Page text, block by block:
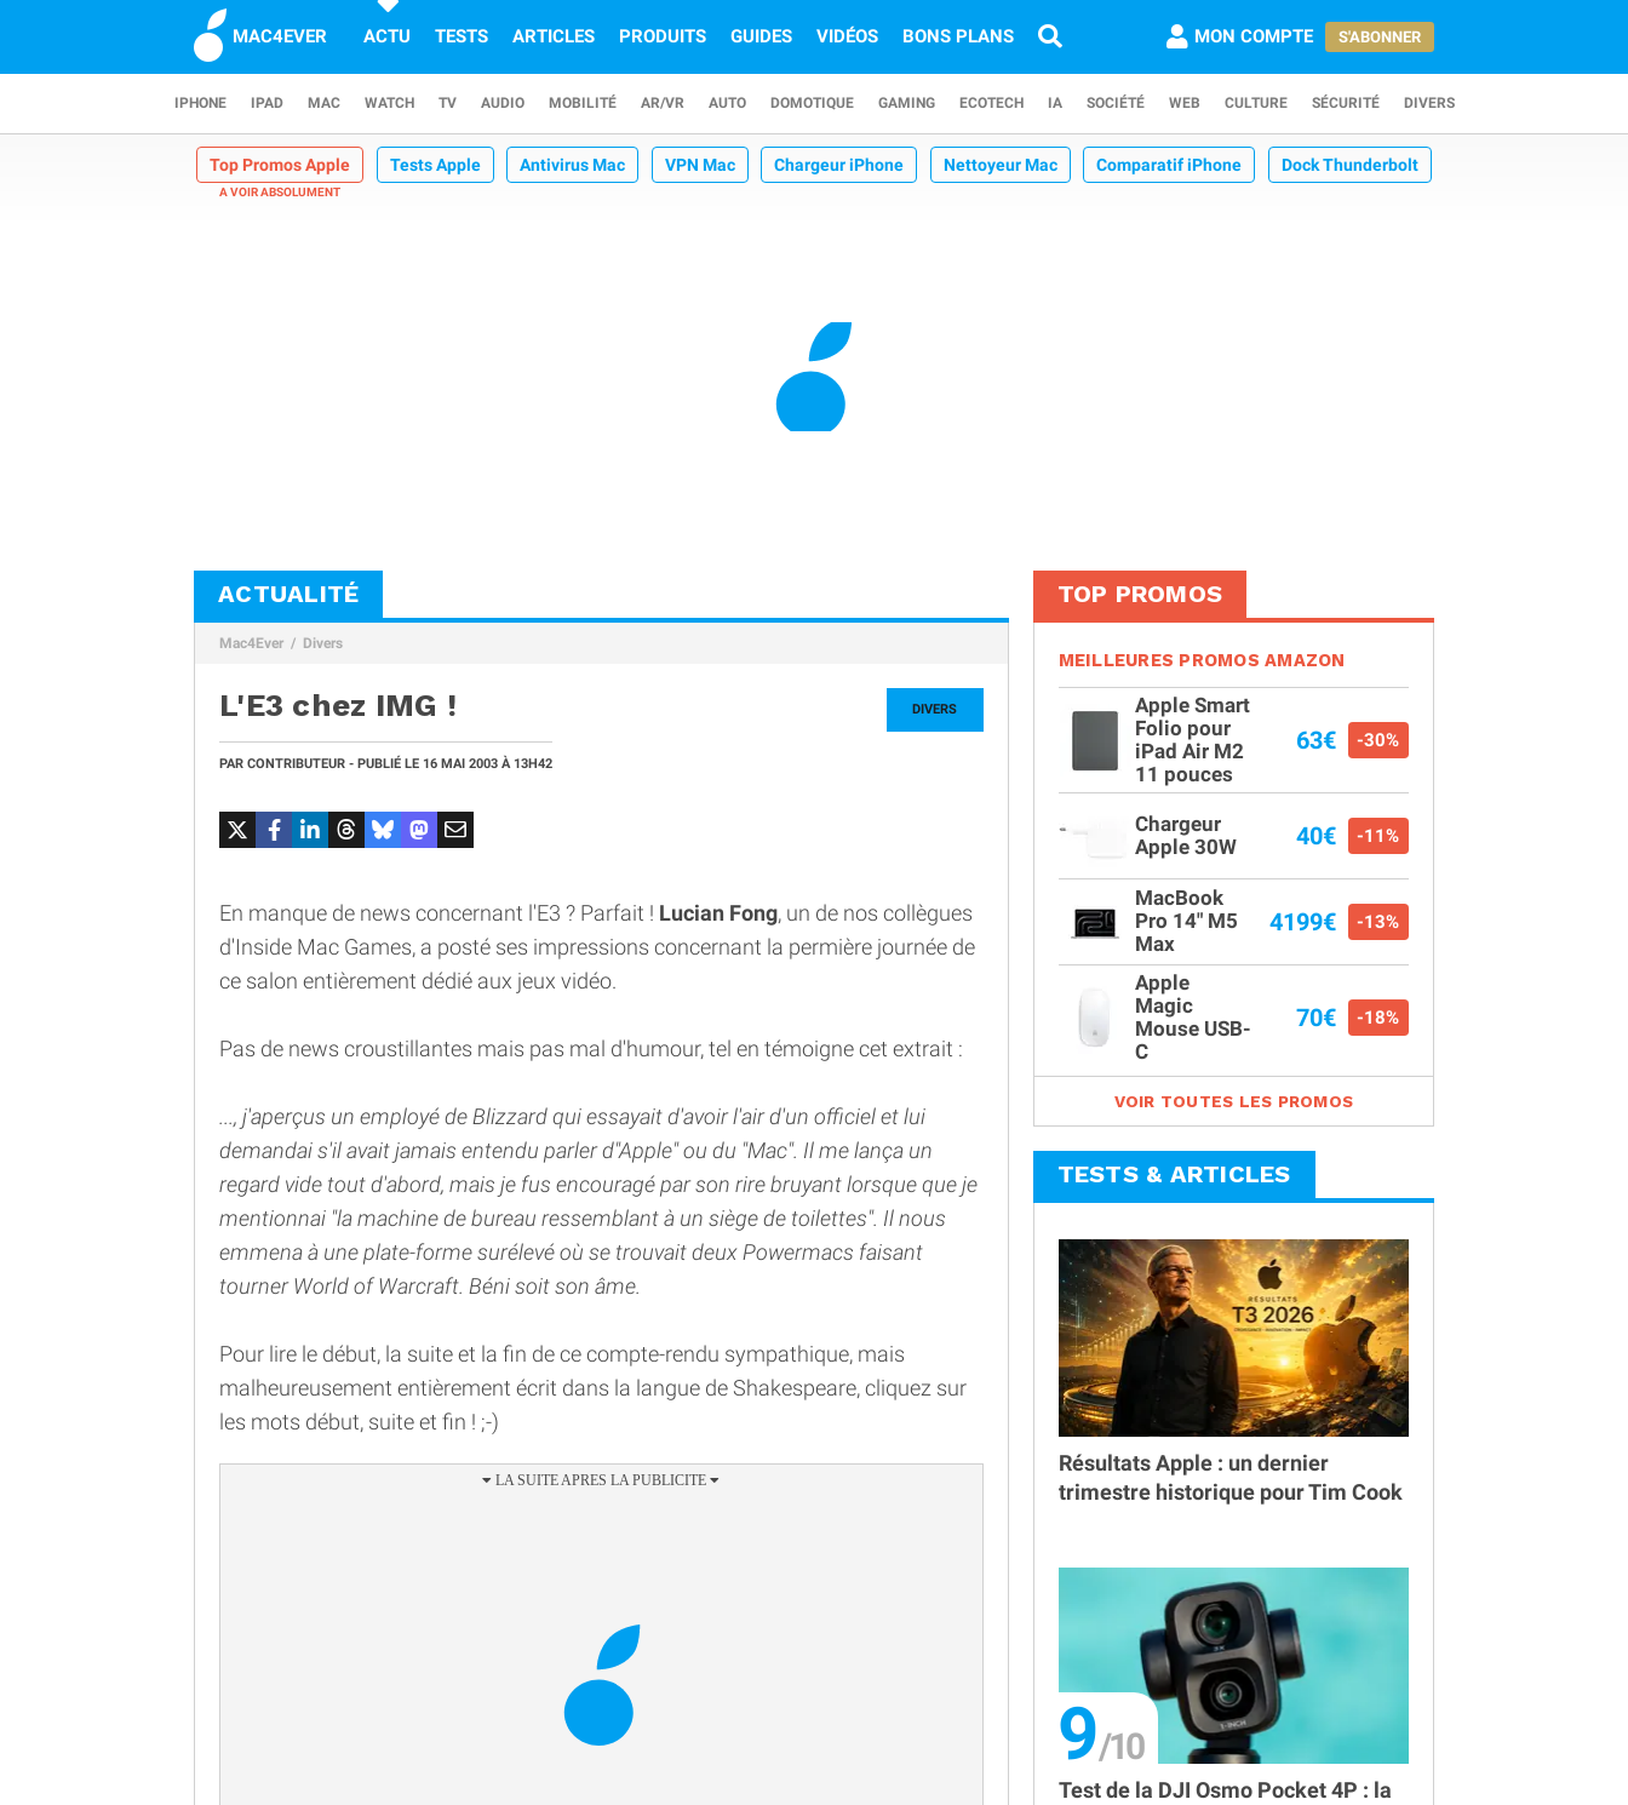
MAC4EVER ACTU TESTS ARTICLES PRODUITS GUIDES VIDÉOS BONS PLANS MON COMPTE S'ABONNER
IPHONE IPAD MAC WATCH TV AUDIO MOBILITÉ AR/VR AUTO DOMOTIQUE GAMING ECOTECH IA SOCIÉTÉ WEB CULTURE SÉCURITÉ DIVERS
Top Promos Apple Tests Apple Antivirus Mac VPN Mac Chargeur iPhone Nettoyeur Mac Comparatif iPhone Dock Thunderbolt
ACTUALITÉ
Mac4Ever Divers
DIVERS
L'E3 chez IMG !
PAR CONTRIBUTEUR - PUBLIÉ LE 16 MAI 2003 À 13H42
En manque de news concernant l'E3 ? Parfait ! Lucian Fong, un de nos collègues
d'Inside Mac Games, a posté ses impressions concernant la permière journée de
ce salon entièrement dédié aux jeux vidéo.
Pas de news croustillantes mais pas mal d'humour, tel en témoigne cet extrait :
..., j'aperçus un employé de Blizzard qui essayait d'avoir l'air d'un officiel et lui
demandai s'il avait jamais entendu parler d"Apple" ou du "Mac". Il me lança un
regard vide tout d'abord, mais je fus encouragé par son rire bruyant lorsque que je
mentionnai "la machine de bureau ressemblant à un siège de toilettes". Il nous
emmena à une plate-forme surélevé où se trouvait deux Powermacs faisant
tourner World of Warcraft. Béni soit son âme.
Pour lire le début, la suite et la fin de ce compte-rendu sympathique, mais
malheureusement entièrement écrit dans la langue de Shakespeare, cliquez sur
les mots début, suite et fin ! ;-)
TOP PROMOS
MEILLEURES PROMOS AMAZON
Apple Smart
Folio pour
iPad Air M2
11 pouces
63€ -30%
Chargeur
Apple 30W
40€ -11%
MacBook
Pro 14" M5
Max
4199€ -13%
Apple
Magic
Mouse USB-
C
70€ -18%
VOIR TOUTES LES PROMOS
TESTS & ARTICLES
Résultats Apple : un dernier
trimestre historique pour Tim Cook
9
Test de la DJI Osmo Pocket 4P : la